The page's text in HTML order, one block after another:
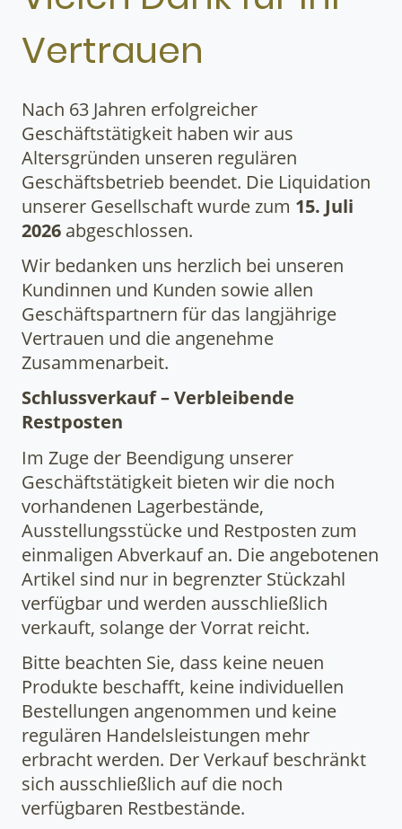
Vertrauen
Nach 63 Jahren erfolgreicher
Geschäftstätigkeit haben wir aus
Altersgründen unseren regulären
Geschäftsbetrieb beendet. Die Liquidation
unserer Gesellschaft wurde zum 15. Juli
2026 abgeschlossen.
Wir bedanken uns herzlich bei unseren
Kundinnen und Kunden sowie allen
Geschäftspartnern für das langjährige
Vertrauen und die angenehme
Zusammenarbeit.
Schlussverkauf – Verbleibende
Restposten
Im Zuge der Beendigung unserer
Geschäftstätigkeit bieten wir die noch
vorhandenen Lagerbestände,
Ausstellungsstücke und Restposten zum
einmaligen Abverkauf an. Die angebotenen
Artikel sind nur in begrenzter Stückzahl
verfügbar und werden ausschließlich
verkauft, solange der Vorrat reicht.
Bitte beachten Sie, dass keine neuen
Produkte beschafft, keine individuellen
Bestellungen angenommen und keine
regulären Handelsleistungen mehr
erbracht werden. Der Verkauf beschränkt
sich ausschließlich auf die noch
verfügbaren Restbestände.